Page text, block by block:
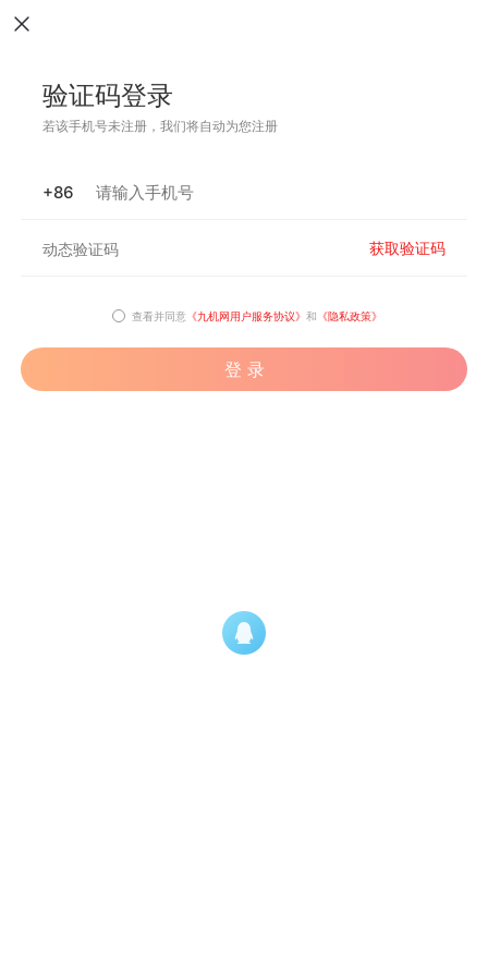
验证码登录
若该手机号未注册，我们将自动为您注册
+86
获取验证码
查看并同意 《九机网用户服务协议》 和 《隐私政策》
登 录